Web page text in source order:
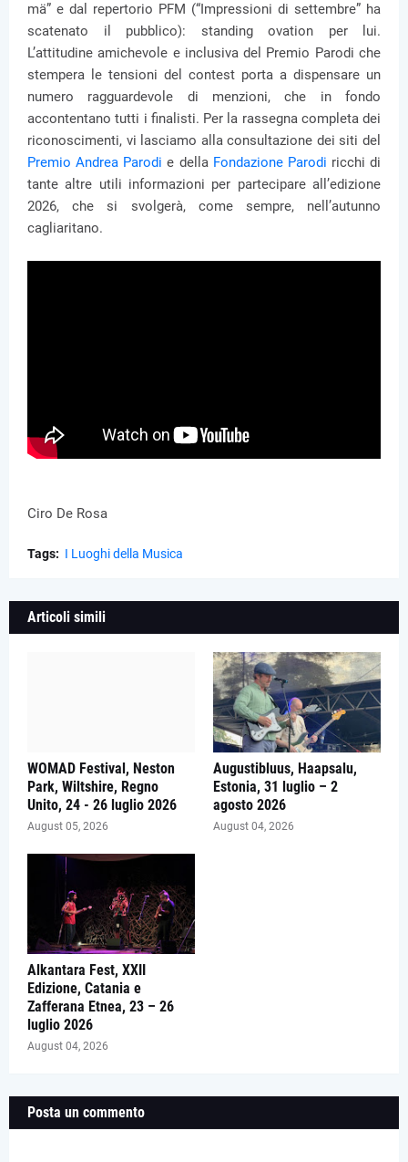
mä” e dal repertorio PFM (“Impressioni di settembre” ha
scatenato il pubblico): standing ovation per lui.
L’attitudine amichevole e inclusiva del Premio Parodi che
stempera le tensioni del contest porta a dispensare un
numero ragguardevole di menzioni, che in fondo
accontentano tutti i finalisti. Per la rassegna completa dei
riconoscimenti, vi lasciamo alla consultazione dei siti del
Premio Andrea Parodi e della Fondazione Parodi ricchi di
tante altre utili informazioni per partecipare all’edizione
2026, che si svolgerà, come sempre, nell’autunno
cagliaritano.
Ciro De Rosa
Tags: I Luoghi della Musica
Articoli simili
WOMAD Festival, Neston
Park, Wiltshire, Regno
Unito, 24 - 26 luglio 2026
August 05, 2026
Augustibluus, Haapsalu,
Estonia, 31 luglio – 2
agosto 2026
August 04, 2026
Alkantara Fest, XXII
Edizione, Catania e
Zafferana Etnea, 23 – 26
luglio 2026
August 04, 2026
Posta un commento